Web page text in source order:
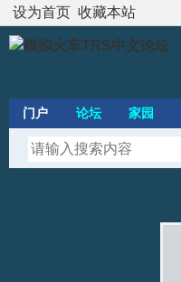
设为首页 收藏本站
门户 论坛 家园